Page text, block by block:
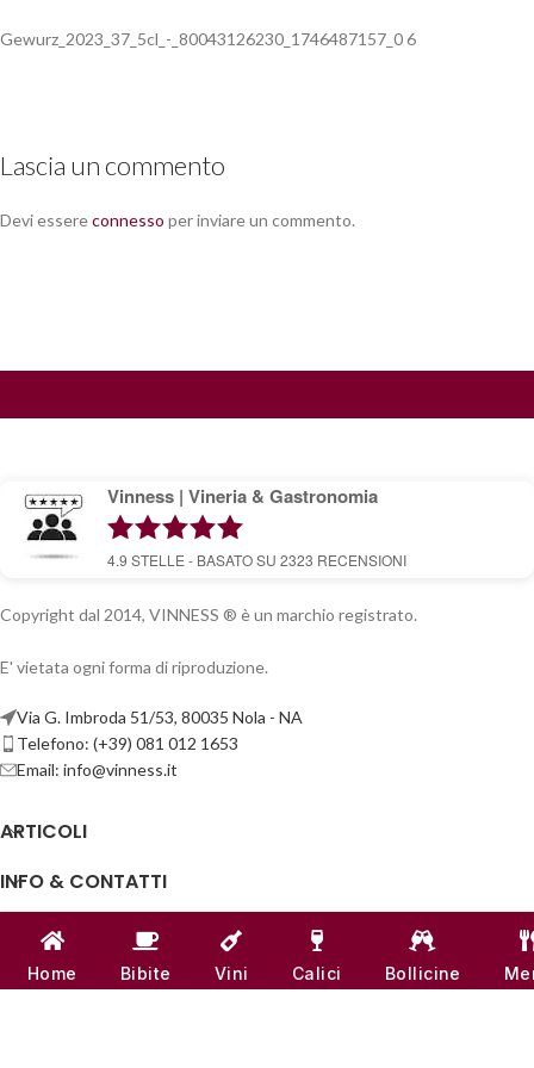
Gewurz_2023_37_5cl_-_80043126230_1746487157_0 6
Lascia un commento
Devi essereconnesso per inviare un commento.
Vinness | Vineria & Gastronomia
4.9 STELLE - BASATO SU 2323 RECENSIONI
Copyright dal 2014, VINNESS ® è un marchio registrato.
E' vietata ogni forma di riproduzione.
Via G. Imbroda 51/53, 80035 Nola - NA
Telefono: (+39) 081 012 1653
Email: info@vinness.it
ARTICOLI
INFO & CONTATTI
LINK UTILI
CANALI SOCIAL
Home Bibite Vini Calici Bollicine